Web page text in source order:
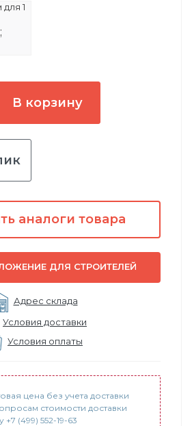
1
В корзину
аналоги товара
ДЛЯ СТРОИТЕЛЕЙ
Адрес склада
Условия доставки
Условия оплаты
цена без учета доставки
стоимости доставки
(499) 552-19-63